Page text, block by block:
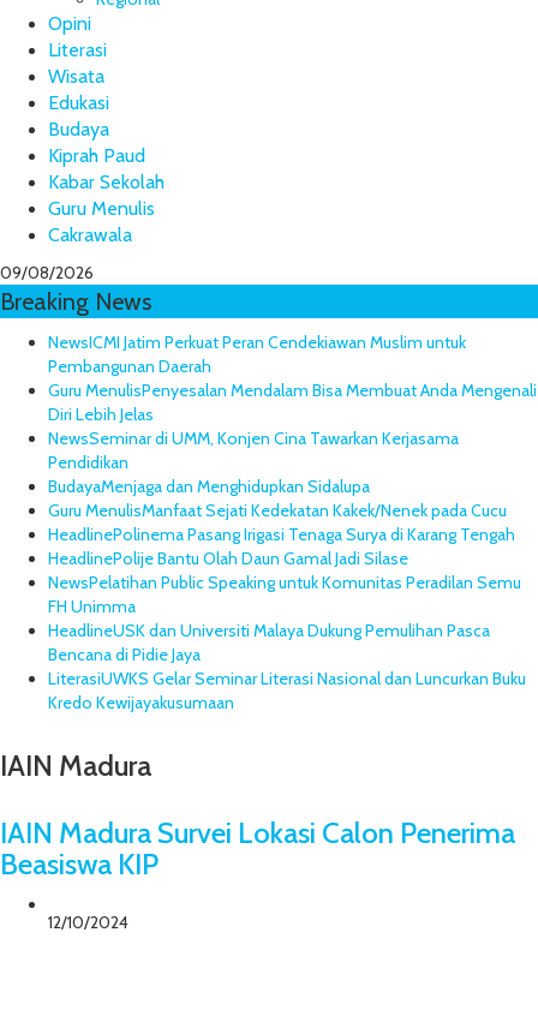
Opini
Literasi
Wisata
Edukasi
Budaya
Kiprah Paud
Kabar Sekolah
Guru Menulis
Cakrawala
09/08/2026
Breaking News
NewsICMI Jatim Perkuat Peran Cendekiawan Muslim untuk
Pembangunan Daerah
Guru MenulisPenyesalan Mendalam Bisa Membuat Anda Mengenali
Diri Lebih Jelas
NewsSeminar di UMM, Konjen Cina Tawarkan Kerjasama
Pendidikan
BudayaMenjaga dan Menghidupkan Sidalupa
Guru MenulisManfaat Sejati Kedekatan Kakek/Nenek pada Cucu
HeadlinePolinema Pasang Irigasi Tenaga Surya di Karang Tengah
HeadlinePolije Bantu Olah Daun Gamal Jadi Silase
NewsPelatihan Public Speaking untuk Komunitas Peradilan Semu
FH Unimma
HeadlineUSK dan Universiti Malaya Dukung Pemulihan Pasca
Bencana di Pidie Jaya
LiterasiUWKS Gelar Seminar Literasi Nasional dan Luncurkan Buku
Kredo Kewijayakusumaan
IAIN Madura
IAIN Madura Survei Lokasi Calon Penerima
Beasiswa KIP
12/10/2024